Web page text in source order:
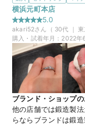
スイス製の製品の付
じられませんでした
ワークで手を使うの
本製の方価格が抑えら
マイナビ限定 来店特典
この店舗のおすす
マイナビ限定＼土日祝
1,000円分ギフトカー
横浜元町本店
5.0
akari52さん（ 30代 ｜
購入・試着年月： 2022年
ブランド・ショップ
他の店舗では鍛造製
らならブランドは鍛